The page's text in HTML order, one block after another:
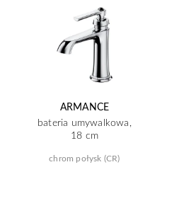
ARMANCE
bateria umywalkowa,
18 cm
chrom połysk (CR)